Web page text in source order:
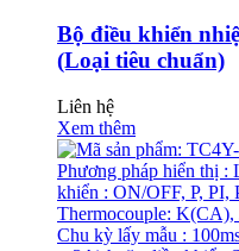
Bộ điều khiển
(Loại tiêu chuẩn)
Liên hệ
Xem thêm